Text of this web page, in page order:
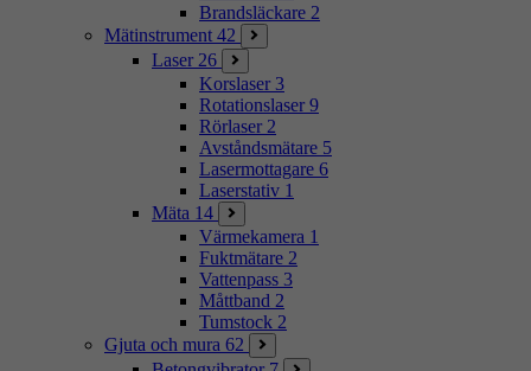
Brandsläckare 2
Mätinstrument 42
Laser 26
Korslaser 3
Rotationslaser 9
Rörlaser 2
Avståndsmätare 5
Lasermottagare 6
Laserstativ 1
Mäta 14
Värmekamera 1
Fuktmätare 2
Vattenpass 3
Måttband 2
Tumstock 2
Gjuta och mura 62